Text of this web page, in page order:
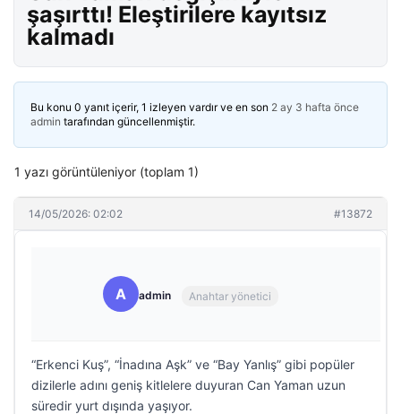
şaşırttı! Eleştirilere kayıtsız
kalmadı
Bu konu 0 yanıt içerir, 1 izleyen vardır ve en son 2 ay 3 hafta önce
admin tarafından güncellenmiştir.
1 yazı görüntüleniyor (toplam 1)
14/05/2026: 02:02 #13872
A admin Anahtar yönetici
“Erkenci Kuş”, “İnadına Aşk” ve “Bay Yanlış” gibi popüler
dizilerle adını geniş kitlelere duyuran Can Yaman uzun
süredir yurt dışında yaşıyor.